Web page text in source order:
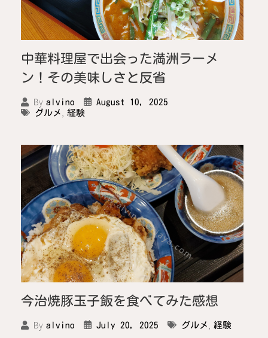
中華料理屋で出会った満洲ラーメ
ン！その美味しさと反省
By alvino
August 10, 2025
グルメ , 経験
今治焼豚玉子飯を食べてみた感想
By alvino July 20, 2025 グルメ , 経験